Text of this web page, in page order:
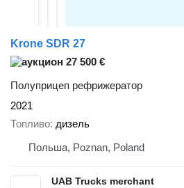
Krone SDR 27
27 500 €
Полуприцеп рефрижератор
2021
Топливо дизель
Польша, Poznan, Poland
UAB Trucks merchant